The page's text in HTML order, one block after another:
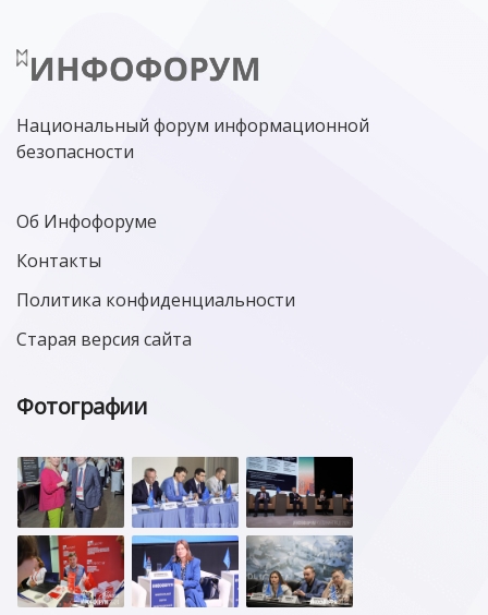
Национальный форум информационной
безопасности
Об Инфофоруме
Контакты
Политика конфиденциальности
Старая версия сайта
Фотографии